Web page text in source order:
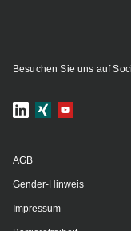
Besuchen Sie uns auf
AGB
Gender-Hinweis
Impressum